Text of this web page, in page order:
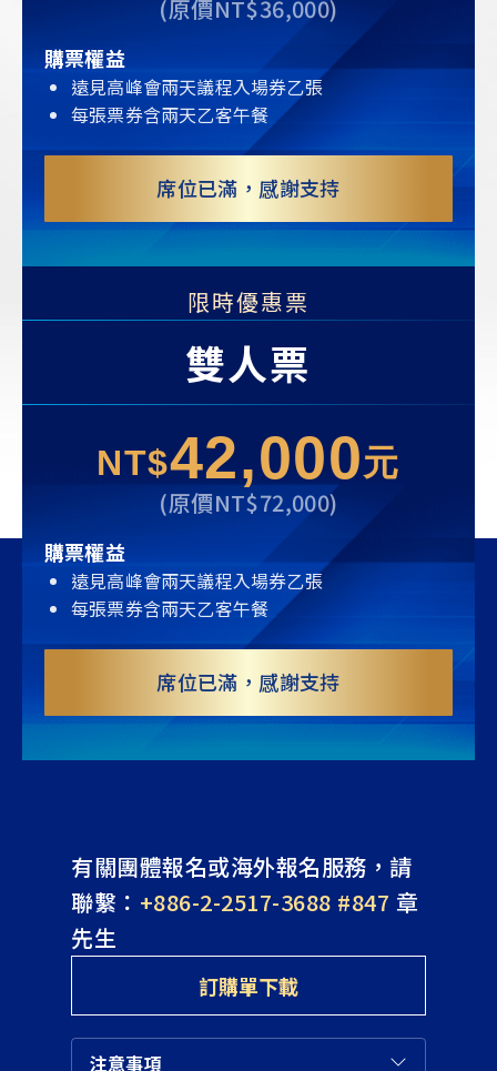
(原價NT$36,000)
購票權益
遠見高峰會兩天議程入場券乙張
每張票券含兩天乙客午餐
席位已滿，感謝支持
限時優惠票
雙人票
NT$42,000元
(原價NT$72,000)
購票權益
遠見高峰會兩天議程入場券乙張
每張票券含兩天乙客午餐
席位已滿，感謝支持
有關團體報名或海外報名服務，請
聯繫： +886-2-2517-3688 #847 章
先生
訂購單下載
注意事項